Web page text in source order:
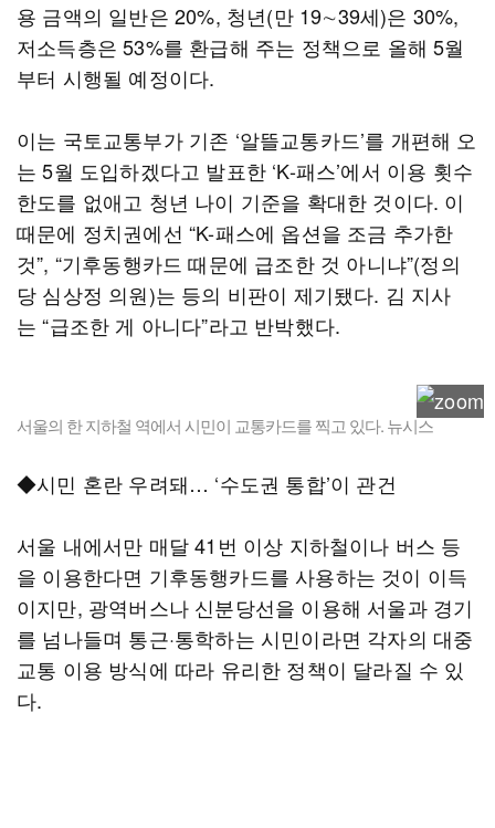
용 금액의 일반은 20%, 청년(만 19∼39세)은 30%,
저소득층은 53%를 환급해 주는 정책으로 올해 5월
부터 시행될 예정이다.
이는 국토교통부가 기존 ‘알뜰교통카드’를 개편해 오
는 5월 도입하겠다고 발표한 ‘K-패스’에서 이용 횟수
한도를 없애고 청년 나이 기준을 확대한 것이다. 이
때문에 정치권에선 “K-패스에 옵션을 조금 추가한
것”, “기후동행카드 때문에 급조한 것 아니냐”(정의
당 심상정 의원)는 등의 비판이 제기됐다. 김 지사
는 “급조한 게 아니다”라고 반박했다.
서울의 한 지하철 역에서 시민이 교통카드를 찍고 있다. 뉴시스
◆시민 혼란 우려돼… ‘수도권 통합’이 관건
서울 내에서만 매달 41번 이상 지하철이나 버스 등
을 이용한다면 기후동행카드를 사용하는 것이 이득
이지만, 광역버스나 신분당선을 이용해 서울과 경기
를 넘나들며 통근·통학하는 시민이라면 각자의 대중
교통 이용 방식에 따라 유리한 정책이 달라질 수 있
다.